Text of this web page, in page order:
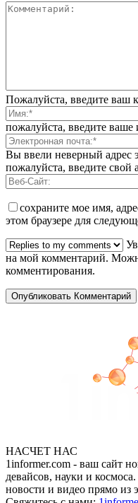
Пожалуйста, введите ваш
пожалуйста, введите ваше
Вы ввели неверный адрес
пожалуйста, введите свой
сохраните мое имя,
этом браузере для
на мой комментарий.
комментирования.
НАСЧЕТ НАС
1informer.com - ваш сайт
девайсов, науки и
новости и видео прямо из